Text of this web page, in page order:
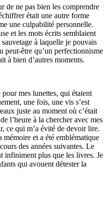
de ne pas bien les comprendre
était une autre forme
une culpabilité personnelle.
et les mots écrits semblaient
à laquelle je pouvais
peut-être qu’un perfectionnisme
à bien d’autres moments.
pour mes lunettes, qui étaient
une fois, une vis s’est
juste au moment où c’était
l’heure à la chercher avec mes
ce qui m’a évité de devoir lire.
mémoire et a été emblématique
des années suivantes. Le
infiniment plus que les livres. Je
qui avouent détester la